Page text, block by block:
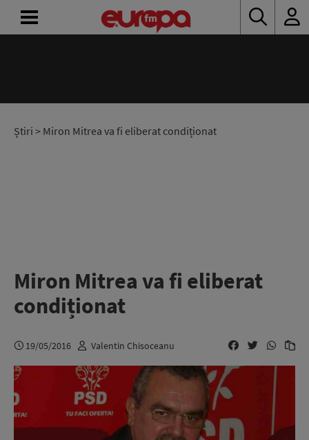
Știri > Miron Mitrea va fi eliberat condiționat
Miron Mitrea va fi eliberat
condiționat
19/05/2016 Valentin Chisoceanu
RADIO